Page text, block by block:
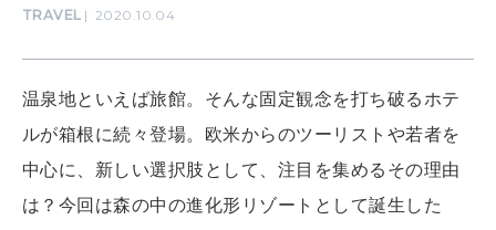
CULTURE
TRAVEL 2020.10.04
温泉地といえば旅館。そんな固定観念を打ち破るホテ
ルが箱根に続々登場。欧米からのツーリストや若者を
中心に、新しい選択肢として、注目を集めるその理由
は？今回は森の中の進化形リゾートとして誕生した